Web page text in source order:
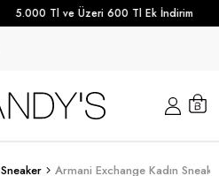
5.000 Tl ve Üzeri 600 Tl Ek İndirim
Sneaker Armani Exchange Kadın